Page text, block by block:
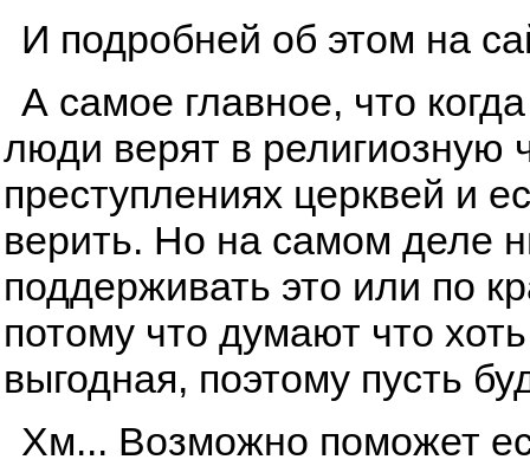
И подробней об этом на
А самое главное, что
люди верят в религиозную
преступлениях церквей и
верить. Но на самом деле
поддерживать это или по
потому что думают что
выгодная, поэтому пусть
Хм... Возможно поможет